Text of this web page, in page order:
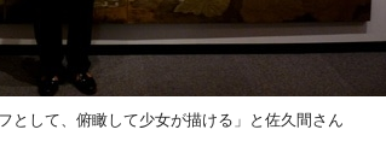
として、俯瞰して少女が描ける」と佐久間さん